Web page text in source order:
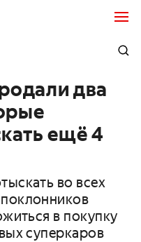
два
ещё 4
во всех
в покупку
суперкаров